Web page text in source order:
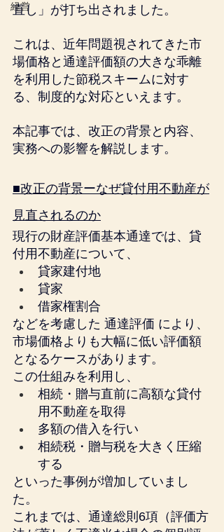
経営
直し」が打ち出されました。
これは、近年問題視されてきた市
場価格と通達評価額の大きな乖離
を利用した節税スキームに対す
る、制度的な対応といえます。
本記事では、改正の背景と内容、
実務への影響を解説します。
■改正の背景ーなぜ貸付用不動産が
見直されるのか
現行の財産評価基本通達では、貸
付用不動産について、
貸家建付地
貸家
借家権割合
などを考慮した 通達評価 により、
市場価格よりも大幅に低い評価額
となるケースがあります。
この仕組みを利用し、
相続・贈与直前に高額な貸付
用不動産を取得
多額の借入を行い
相続税・贈与税を大きく圧縮
する
といった事例が増加していまし
た。
これまでは、通達総則6項（評価方